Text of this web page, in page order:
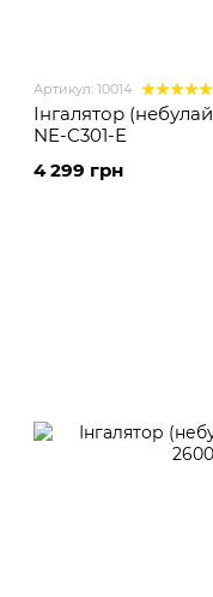
Артикул: 10014
Інгалятор
NE-C301-E
4 299 грн